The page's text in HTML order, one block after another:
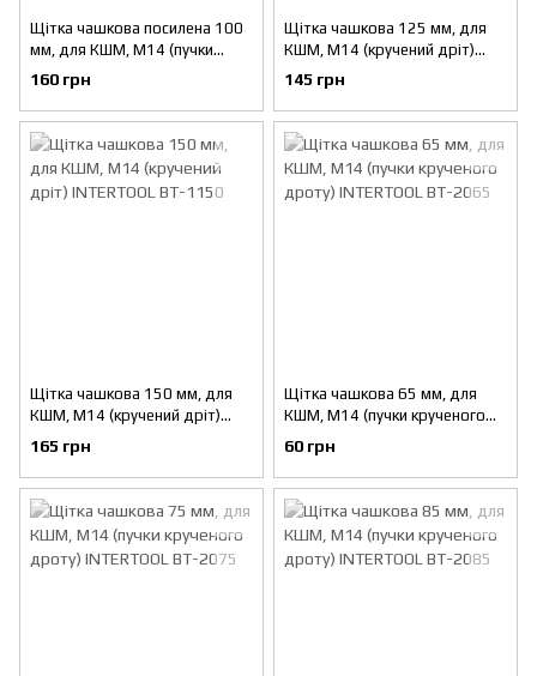
Щітка чашкова посилена 100
мм, для КШМ, М14 (пучки
крученого дроту) INTERTOOL
BT-1101
160 грн
Щітка чашкова 125 мм, для
КШМ, М14 (кручений дріт)
INTERTOOL BT-1125
145 грн
Щітка чашкова 150 мм, для
КШМ, М14 (кручений дріт)
INTERTOOL BT-1150
165 грн
Щітка чашкова 65 мм, для
КШМ, М14 (пучки крученого
дроту) INTERTOOL BT-2065
60 грн